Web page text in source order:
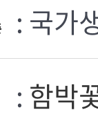
: 국가
: 함박